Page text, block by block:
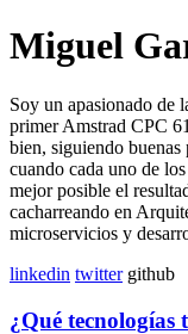
Miguel
Soy un apasionado de
primer Amstrad CPC
bien, siguiendo
cuando cada uno de
mejor posible el
cacharreando en
microservicios y
linkedin twitter github
¿Qué